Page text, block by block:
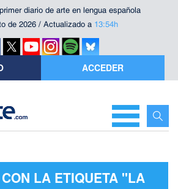
diario de arte en lengua española
de 2026 / Actualizado a 13:54h
ACCEDER
LA ETIQUETA "LA